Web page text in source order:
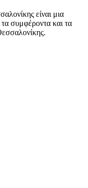
είναι μια
συμφέροντα και τα